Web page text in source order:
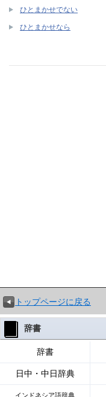
ひとまかせでない
ひとまかせなら
トップページに戻る
辞書
辞書
日中・中日辞典
インドネシア語辞典